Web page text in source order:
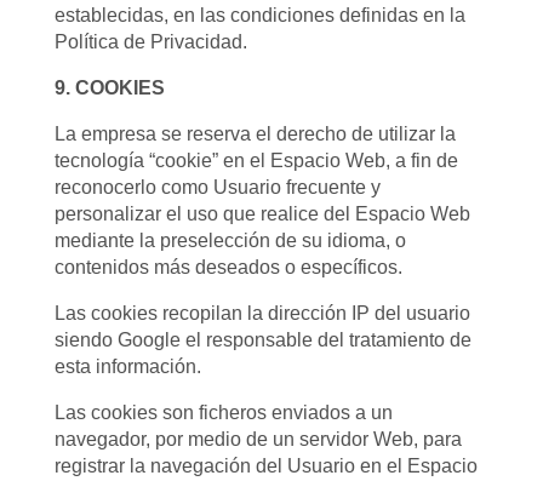
establecidas, en las condiciones definidas en la
Política de Privacidad.
9. COOKIES
La empresa se reserva el derecho de utilizar la
tecnología “cookie” en el Espacio Web, a fin de
reconocerlo como Usuario frecuente y
personalizar el uso que realice del Espacio Web
mediante la preselección de su idioma, o
contenidos más deseados o específicos.
Las cookies recopilan la dirección IP del usuario
siendo Google el responsable del tratamiento de
esta información.
Las cookies son ficheros enviados a un
navegador, por medio de un servidor Web, para
registrar la navegación del Usuario en el Espacio